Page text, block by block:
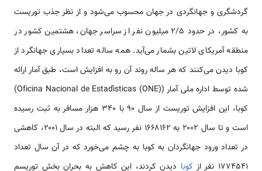
گردشگری و جهانگردی در جهان محسوب می‌شود و از نظر جذب توریست
به کشور، در حدود 2/5 میلیون نفر از سراسر جهان، هشتمین کشور در
منطقه آمریکای لاتین بشمار می‌آید. همه ساله تعداد بسیاری جهانگرد از
کوبا دیدن می‌کنند که هر ساله روند آن رو به افزایش است، طبق آمار ارائه
شده توسط اداره ملی آمار (Oficina Nacional de Estadísticas (ONE))
کوبا، این افزایش توریست از سال ۹۰ با ۳۴۰ هزار مسافر به ثبت رسیده
است و تا سال ۲۰۰۲ به ۱۶۶۸۱۶۲ نفر رسید که البته در سال ۲۰۰۱، کاهشی
در تعداد ورود جهانگردان به کوبا به چشم می‌خورد که در آن سال تعداد
۱۷۷۴۵۴۱ نفر از
کوبا دیدن کردند، این کاهش به بحران بخش توریسم